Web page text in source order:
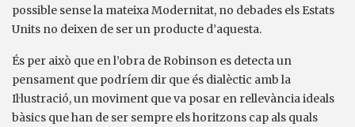
possible sense la mateixa Modernitat, no debades els Estats
Units no deixen de ser un producte d’aquesta.
És per això que en l’obra de Robinson es detecta un
pensament que podríem dir que és dialèctic amb la
Il·lustració, un moviment que va posar en rellevància ideals
bàsics que han de ser sempre els horitzons cap als quals